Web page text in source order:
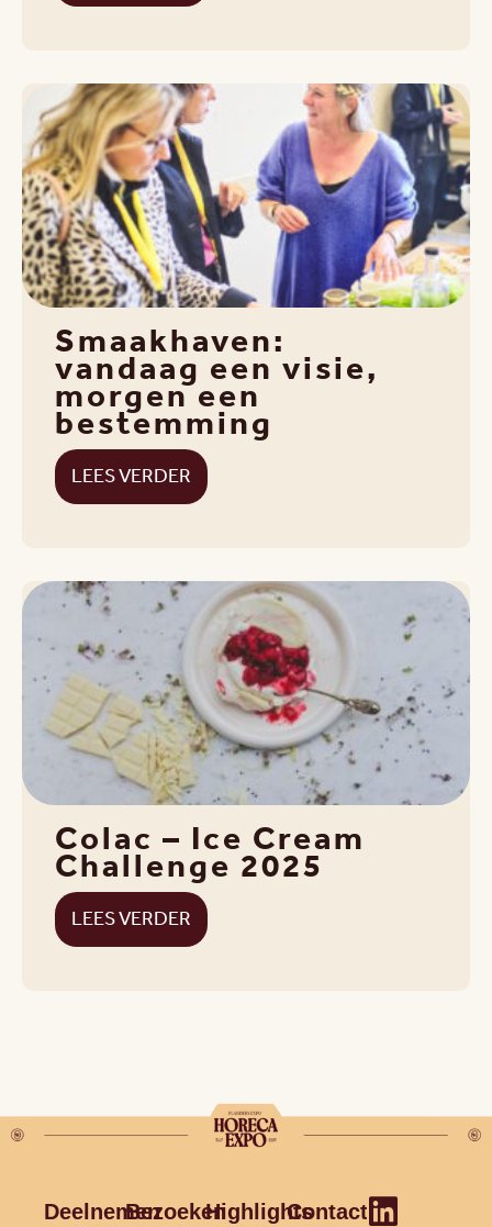
Smaakhaven:
vandaag een visie,
morgen een
bestemming
LEES VERDER
Colac – Ice Cream
Challenge 2025
LEES VERDER
DeelnemenBezoekenHighlightsContact